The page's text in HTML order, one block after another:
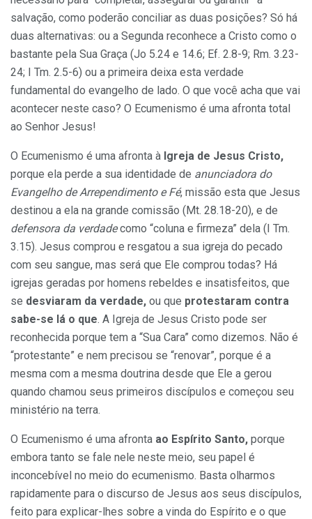
salvação, como poderão conciliar as duas posições? Só há
duas alternativas: ou a Segunda reconhece a Cristo como o
bastante pela Sua Graça (Jo 5.24 e 14.6; Ef. 2.8-9; Rm. 3.23-
24; I Tm. 2.5-6) ou a primeira deixa esta verdade
fundamental do evangelho de lado. O que você acha que vai
acontecer neste caso? O Ecumenismo é uma afronta total
ao Senhor Jesus!
O Ecumenismo é uma afronta à Igreja de Jesus Cristo,
porque ela perde a sua identidade de anunciadora do
Evangelho de Arrependimento e Fé, missão esta que Jesus
destinou a ela na grande comissão (Mt. 28.18-20), e de
defensora da verdadecomo “coluna e firmeza” dela (I Tm.
3.15). Jesus comprou e resgatou a sua igreja do pecado
com seu sangue, mas será que Ele comprou todas? Há
igrejas geradas por homens rebeldes e insatisfeitos, que
se desviaram da verdade, ou que protestaram contra
sabe-se lá o que. A Igreja de Jesus Cristo pode ser
reconhecida porque tem a “Sua Cara” como dizemos. Não é
“protestante” e nem precisou se “renovar”, porque é a
mesma com a mesma doutrina desde que Ele a gerou
quando chamou seus primeiros discípulos e começou seu
ministério na terra.
O Ecumenismo é uma afronta ao Espírito Santo, porque
embora tanto se fale nele neste meio, seu papel é
inconcebível no meio do ecumenismo. Basta olharmos
rapidamente para o discurso de Jesus aos seus discípulos,
feito para explicar-lhes sobre a vinda do Espírito e o que